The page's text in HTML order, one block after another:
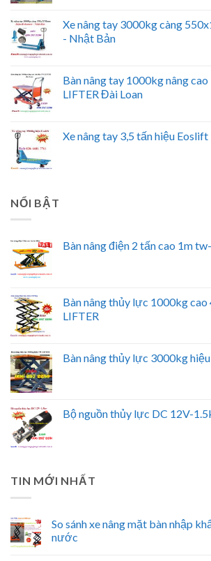
Xe nâng tay 3000kg càng
- Nhật Bản
Bàn nâng tay 1000kg nâng
LIFTER Đài Loan
Xe nâng tay 3,5 tấn hiệu Eoslift
NỔI BẬT
Bàn nâng điện 2 tấn cao 1m
Bàn nâng thủy lực 1000kg cao
LIFTER
Bàn nâng thủy lực 3000kg
Bộ nguồn thủy lực DC 12V-
TIN MỚI NHẤT
So sánh xe nâng mặt bàn nhập
nước